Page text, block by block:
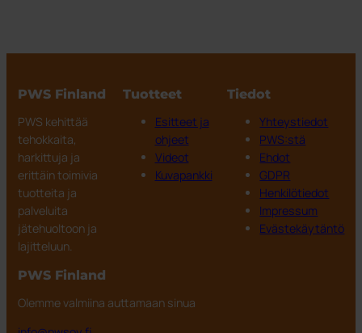
PWS Finland
PWS kehittää
tehokkaita,
harkittuja ja
erittäin toimivia
tuotteita ja
palveluita
jätehuoltoon ja
lajitteluun.
Tuotteet
Esitteet ja
ohjeet
Videot
Kuvapankki
Tiedot
Yhteystiedot
PWS:stä
Ehdot
GDPR
Henkilötiedot
Impressum
Evästekäytäntö
PWS Finland
Olemme valmiina auttamaan sinua